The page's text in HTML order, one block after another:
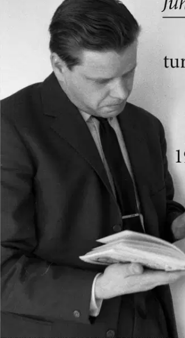
suomalaisen hyvinvointivaltion syntymisen
Kuusen syksyllä 1961 ilmestynyt ”60-luvun
käynnisti hyvinvointivaltion
suunnan presidentti Kekkosen viitoittamalla
kohisten agraarista
teollisuusyhteiskunnaksi kun samaan aikaan
suomalaista ruotsalaistui. Joenpolven teosten
yhteiskunnan nopeissa muutoksissa. Toiset
toiset tarrautuvat menneisyyteen. Teosten
keski-ikäinen, 1930-luvulla syntynyt mies.
moninainen, miesten sisäiset ongelmat ovat
Useimmiten taustahahmoiksi jäävät naiset
tavoin, heillä elämän arki ja juhla vaihtelevat
suhde naiseen on ongelmallinen, usein
kulttuurin erot kärjistyvät naisen
Sodanjälkeisen miehisen fyysisen
muuttovirran kulkiessa Ruotsiin, maalta
vieraantuivat arjesta naisia helpommin uudis-
loppumisen myötä. Miehellä oli vaikeuksia
kerrostalon tai omakotitalon ”kulutuskulttuurin
olohuoneeseen, kun kotityöt olisi pitänyt
tasapuolisesti. Kuitenkin hyvinvointivaltion
ja teknologian kehitys etenivät, elämä kulki
”naisistuivat”, sukupolvet vaihtuivat.
”joenpolvelainen” kirjailija kyselee, mitä
ja taiteella on kaiken tämän keskellä. Hän
paikoilleen byrokratian, sotaveteraanien ja
väliin: ”Elämä on olosuhde, elämä myydään ja
palatarjouksina. Siinä on palan rajallinen
palan makuun, ja niin jää elämän